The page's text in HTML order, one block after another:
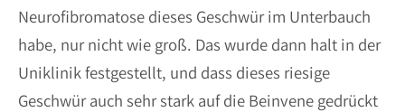
Neurofibromatose dieses Geschwür im Unterbauch
habe, nur nicht wie groß. Das wurde dann halt in der
Uniklinik festgestellt, und dass dieses riesige
Geschwür auch sehr stark auf die Beinvene gedrückt